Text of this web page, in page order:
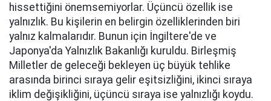
hissettiğini önemsemiyorlar. Üçüncü özellik ise
yalnızlık. Bu kişilerin en belirgin özelliklerinden biri
yalnız kalmalarıdır. Bunun için İngiltere'de ve
Japonya'da Yalnızlık Bakanlığı kuruldu. Birleşmiş
Milletler de geleceği bekleyen üç büyük tehlike
arasında birinci sıraya gelir eşitsizliğini, ikinci sıraya
iklim değişikliğini, üçüncü sıraya ise yalnızlığı koydu.